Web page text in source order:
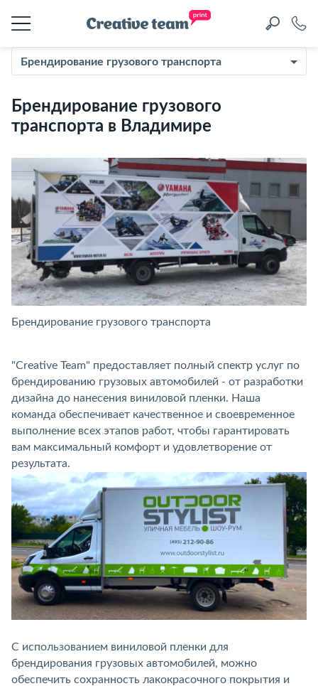
Брендирование грузового транспорта
Брендирование грузового
транспорта в Владимире
Брендирование грузового транспорта
"Creative Team" предоставляет полный спектр услуг по
брендированию грузовых автомобилей - от разработки
дизайна до нанесения виниловой пленки. Наша
команда обеспечивает качественное и своевременное
выполнение всех этапов работ, чтобы гарантировать
вам максимальный комфорт и удовлетворение от
результата.
С использованием виниловой пленки для
брендирования грузовых автомобилей, можно
обеспечить сохранность лакокрасочного покрытия и